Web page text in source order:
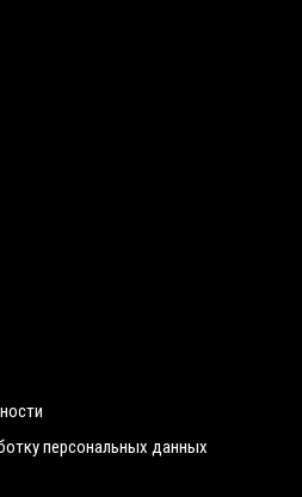
персональных данных